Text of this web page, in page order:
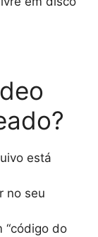
está
no seu
“código do